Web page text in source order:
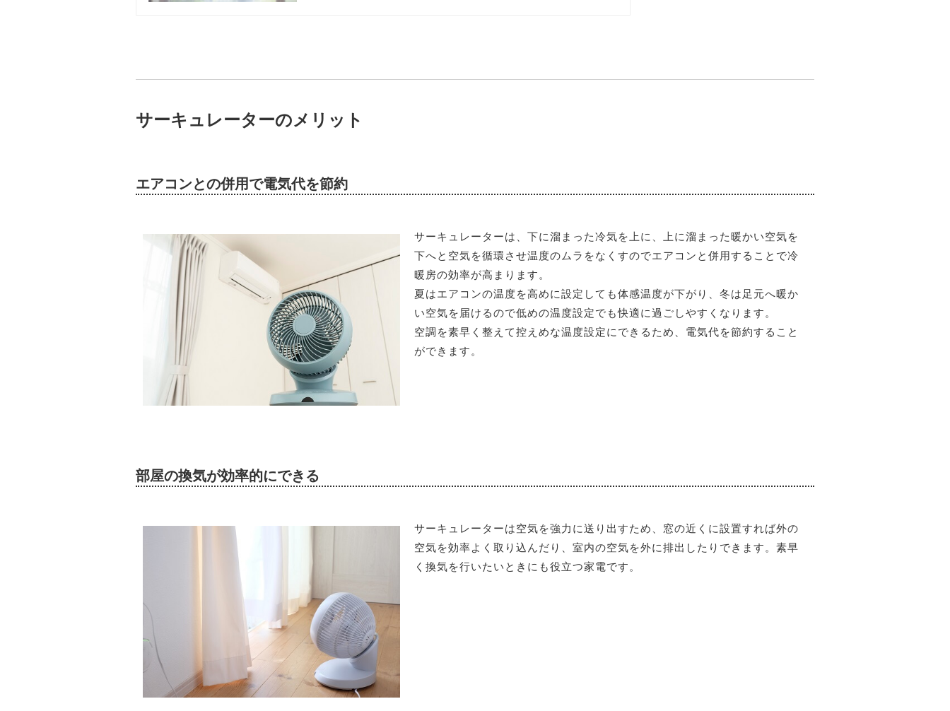
サーキュレーターのメリット
エアコンとの併用で電気代を節約
サーキュレーターは、下に溜まった冷気を上に、上に溜まった暖かい空気を
下へと空気を循環させ温度のムラをなくすのでエアコンと併用することで冷
暖房の効率が高まります。
夏はエアコンの温度を高めに設定しても体感温度が下がり、冬は足元へ暖か
い空気を届けるので低めの温度設定でも快適に過ごしやすくなります。
空調を素早く整えて控えめな温度設定にできるため、電気代を節約すること
ができます。
部屋の換気が効率的にできる
サーキュレーターは空気を強力に送り出すため、窓の近くに設置すれば外の
空気を効率よく取り込んだり、室内の空気を外に排出したりできます。素早
く換気を行いたいときにも役立つ家電です。